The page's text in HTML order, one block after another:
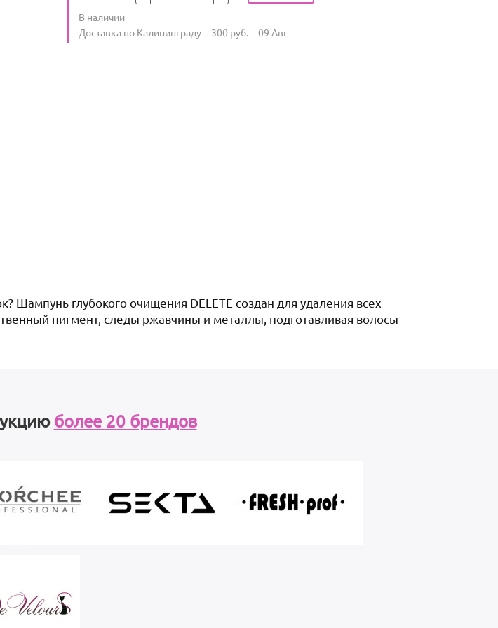
Количество
В наличии
Условия доставки
Доставка по Калининграду 300 руб. 09 Авг
Шампунь глубокого очищения DELETE создан для удаления всех
пигмент, следы ржавчины и металлы, подготавливая волосы
более 20 брендов